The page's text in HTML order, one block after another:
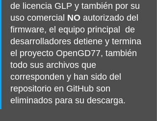
de licencia GLP y también por su
uso comercial NO autorizado del
firmware, el equipo principal  de
desarrolladores detiene y termina
el proyecto OpenGD77, también
todo sus archivos que
corresponden y han sido del
repositorio en GitHub son
eliminados para su descarga.